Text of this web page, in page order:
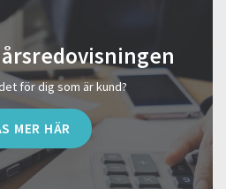
för dig som är kund?
MER HÄR